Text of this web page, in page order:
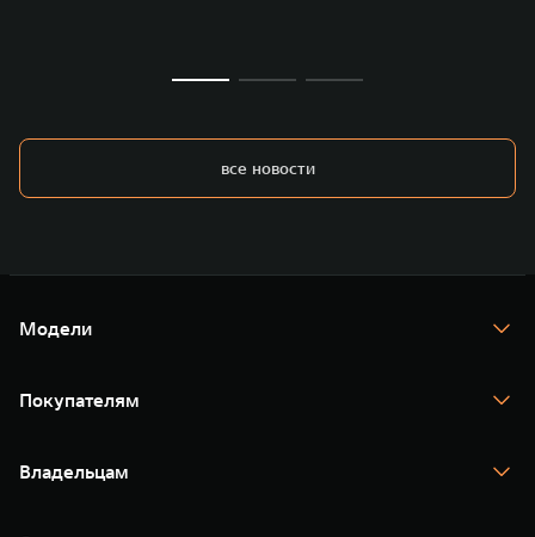
все новости
Модели
TANK 400
TANK 500
Покупателям
Тест-драйв
TANK Финансы
Владельцам